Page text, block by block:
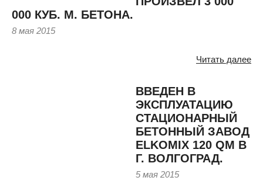
000 КУБ. М. БЕТОНА.
8 мая 2015
Читать далее
ВВЕДЕН В
ЭКСПЛУАТАЦИЮ
СТАЦИОНАРНЫЙ
БЕТОННЫЙ ЗАВОД
ELKOMIX 120 QM В
Г. ВОЛГОГРАД.
5 мая 2015